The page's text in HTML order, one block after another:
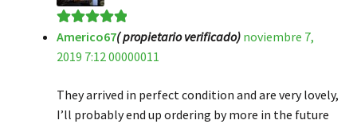
Valorado en5
de 5
Americo67( propietario verificado) noviembre 7,
2019 7:12 00000011
They arrived in perfect condition and are very lovely,
I’ll probably end up ordering by more in the future